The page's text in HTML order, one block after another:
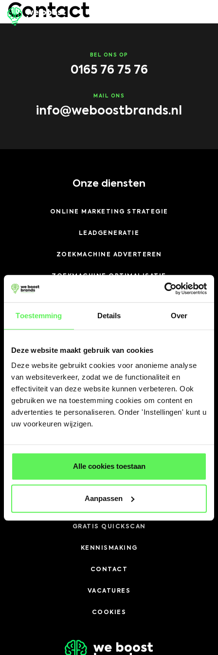
Toestemming Details Over
Deze website maakt gebruik van cookies
Deze website gebruikt cookies voor anonieme analyse
van websiteverkeer, zodat we de functionaliteit en
effectiviteit van deze website kunnen verbeteren. Ook
gebruiken we na toestemming cookies om content en
advertenties te personaliseren. Onder 'Instellingen' kunt u
uw voorkeuren wijzigen.
Alle cookies toestaan
Aanpassen
Contact
BEL ONS OP
0165 76 75 76
MAIL ONS
info@weboostbrands.nl
Onze diensten
ONLINE MARKETING STRATEGIE
LEADGENERATIE
ZOEKMACHINE ADVERTEREN
ZOEKMACHINE OPTIMALISATIE
MARKETING AUTOMATION
We Boost Brands
OVER ONS
SUCCESVERHALEN
DIENSTEN
Contact
GRATIS QUICKSCAN
KENNISMAKING
CONTACT
VACATURES
COOKIES